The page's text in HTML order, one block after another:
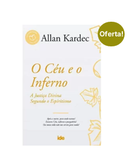
Oferta!